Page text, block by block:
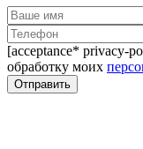
[acceptance* privacy-
обработку моих